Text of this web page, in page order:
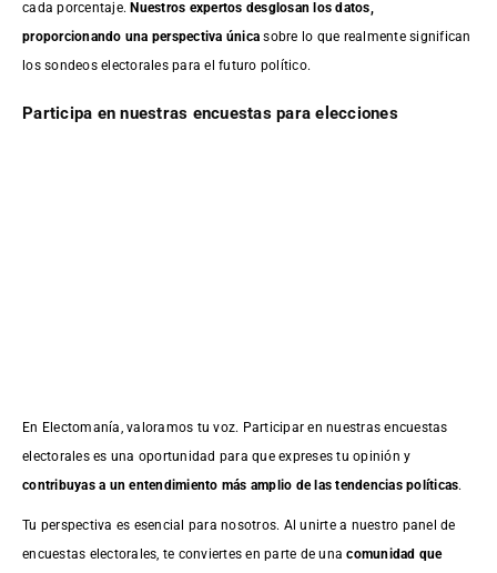
cada porcentaje.Nuestros expertos desglosan los datos,
proporcionando una perspectiva única sobre lo que realmente significan
los sondeos electorales para el futuro político.
Participa en nuestras encuestas para elecciones
En Electomanía, valoramos tu voz. Participar en nuestras encuestas
electorales es una oportunidad para que expreses tu opinión y
contribuyas a un entendimiento más amplio de las tendencias políticas.
Tu perspectiva es esencial para nosotros. Al unirte a nuestro panel de
encuestas electorales, te conviertes en parte de unacomunidad que